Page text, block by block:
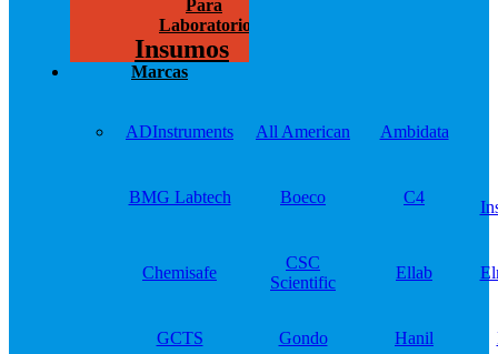
Para
Laboratorios
Insumos
Marcas
ADInstruments All American Ambidata
BMG Labtech Boeco C4
Chemisafe
CSC
Scientific
Ellab
GCTS Gondo Hanil